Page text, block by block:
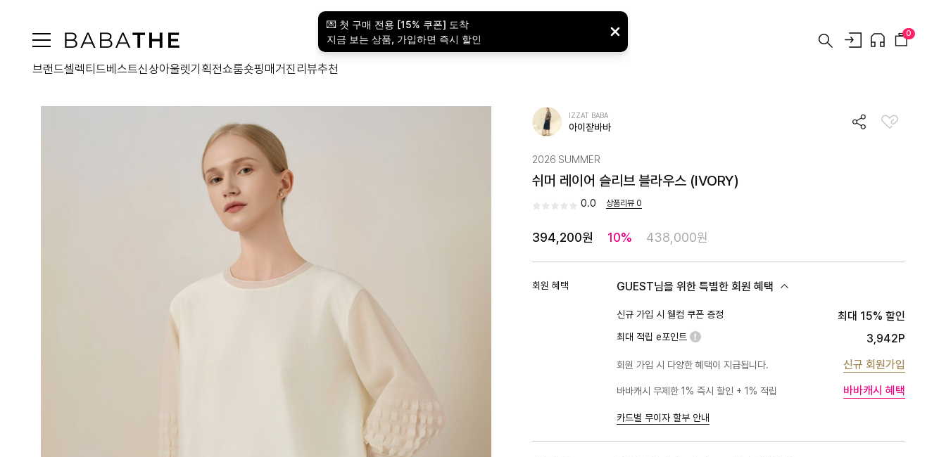
0
브랜드셀렉티드베스트신상아울렛기획전쇼룸숏핑 매거진 리뷰추천
IZZAT BABA
아이잗바바
2026 SUMMER
쉬머 레이어 슬리브 블라우스 (IVORY)
0.0 상품리뷰 0
394,200원 10% 438,000원
회원 혜택 GUEST님을 위한 특별한 회원 혜택
신규 가입 시 웰컴 쿠폰 증정 최대 15% 할인
최대 적립 e포인트
PLATINUM
1%
BLACK
3,942P
회원 가입 시 다양한 혜택이 지급됩니다. 신규 회원가입
바바캐시 무제한 1% 즉시 할인 + 1% 적립 바바캐시 혜택
카드별 무이자 할부 안내